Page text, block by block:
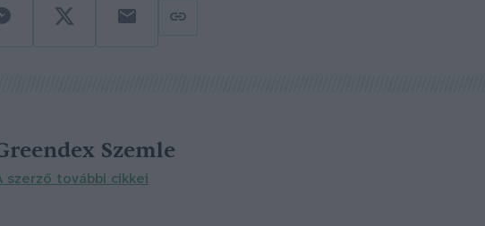
Szemle
szerző további cikkei